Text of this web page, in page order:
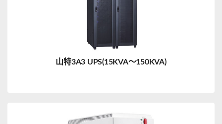
山特3A3 UPS(15KVA～150KVA)